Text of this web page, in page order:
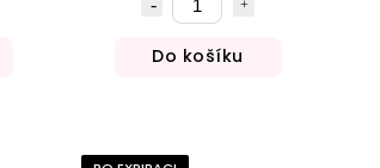
Do košíku